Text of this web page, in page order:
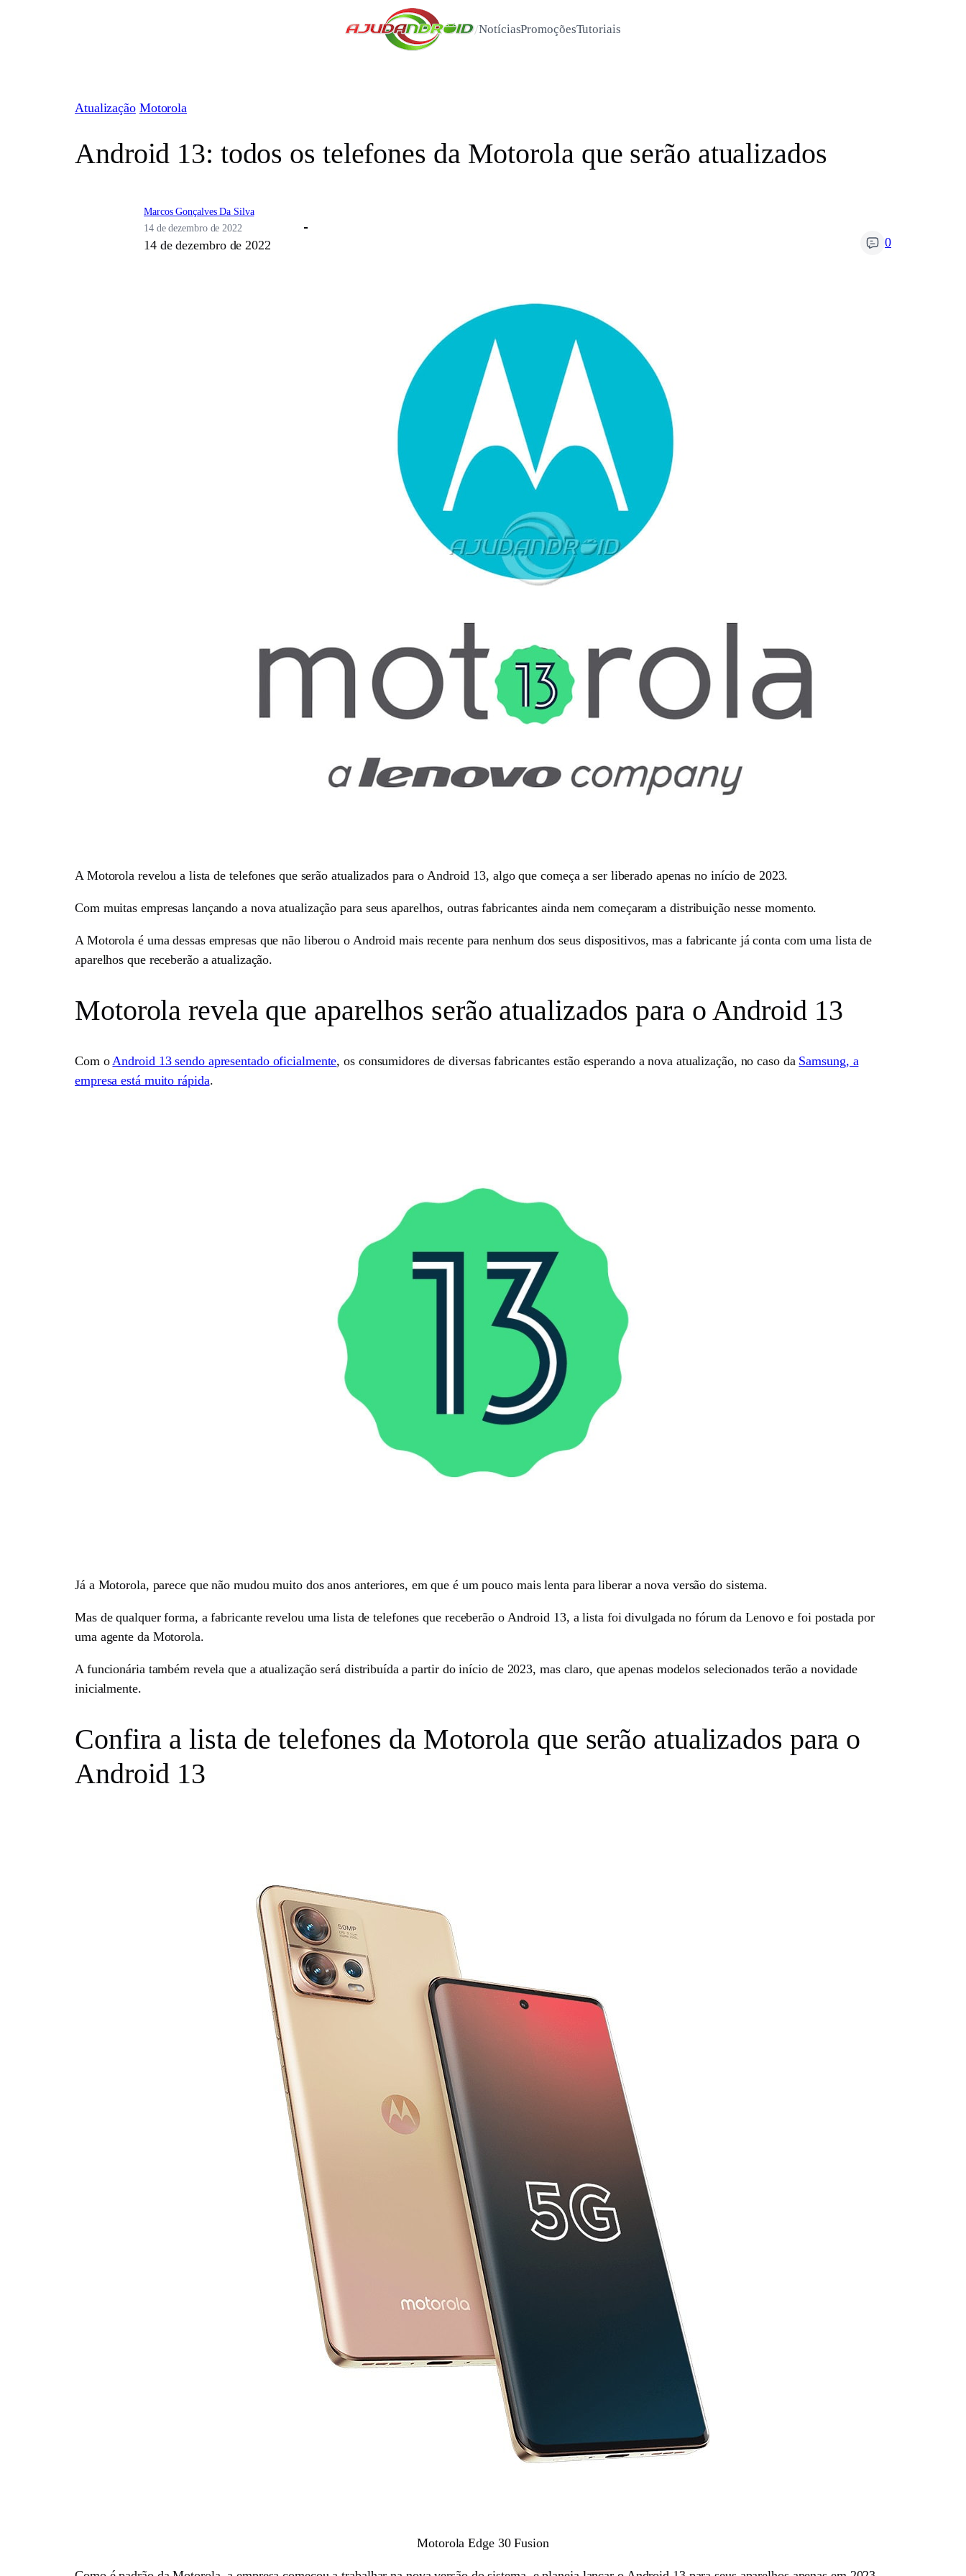
/NotíciasPromoçõesTutoriais
Atualização Motorola
Android 13: todos os telefones da Motorola que serão atualizados
Marcos Gonçalves Da Silva
14 de dezembro de 2022
14 de dezembro de 2022 0
A Motorola revelou a lista de telefones que serão atualizados para o Android 13, algo que começa a ser liberado apenas no início de 2023.
Com muitas empresas lançando a nova atualização para seus aparelhos, outras fabricantes ainda nem começaram a distribuição nesse momento.
A Motorola é uma dessas empresas que não liberou o Android mais recente para nenhum dos seus dispositivos, mas a fabricante já conta com uma lista de
aparelhos que receberão a atualização.
Motorola revela que aparelhos serão atualizados para o Android 13
Com o Android 13 sendo apresentado oficialmente, os consumidores de diversas fabricantes estão esperando a nova atualização, no caso da Samsung, a
empresa está muito rápida.
Já a Motorola, parece que não mudou muito dos anos anteriores, em que é um pouco mais lenta para liberar a nova versão do sistema.
Mas de qualquer forma, a fabricante revelou uma lista de telefones que receberão o Android 13, a lista foi divulgada no fórum da Lenovo e foi postada por
uma agente da Motorola.
A funcionária também revela que a atualização será distribuída a partir do início de 2023, mas claro, que apenas modelos selecionados terão a novidade
inicialmente.
Confira a lista de telefones da Motorola que serão atualizados para o
Android 13
Motorola Edge 30 Fusion